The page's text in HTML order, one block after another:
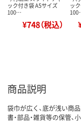
ック付き袋 A5サイズ
100…
¥748（税込）
ッ
商品説明
袋巾が広く、底が浅い商
書・部品・雑貨等の保管、